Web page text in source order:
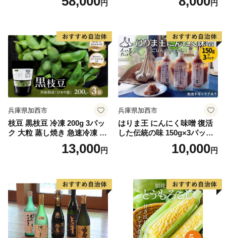
身モモ 詰め合わせ A4ランク
ロインステーキ リブロース
ステーキ ステーキ肉 国産
円
ね チキン むね ブランド鶏 小
アウトドア BBQ ヘルシー 健
康
円
兵庫県加西市
枝豆 黒枝豆 冷凍 200g 3パッ
ク 大粒 蒸し焼き 急速冷凍 ひ
かり姫 野菜 兵庫県産 極上 お
つまみ 時短 料理済み 冷凍野
分け 国産 冷凍配送
13,000円
兵庫県加西市
はりま王 にんにく味噌 復活
した伝統の味 150g×3パック[
にんにく 味噌 調味料 ご飯の
おとも 野菜 餃子 焼肉 ] 味付
10,000円